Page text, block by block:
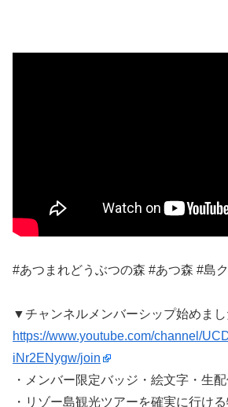
#あつまれどうぶつの森 #あつ森 #島
▼チャンネルメンバーシップ始めまし
https://www.youtube.com/channel/
iNr2ENygw/join
・メンバー限定バッジ・絵文字・生
・リゾー島観光ツアーを確実に行ける